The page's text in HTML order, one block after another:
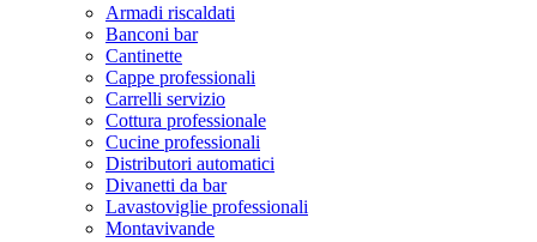
Armadi riscaldati
Banconi bar
Cantinette
Cappe professionali
Carrelli servizio
Cottura professionale
Cucine professionali
Distributori automatici
Divanetti da bar
Lavastoviglie professionali
Montavivande